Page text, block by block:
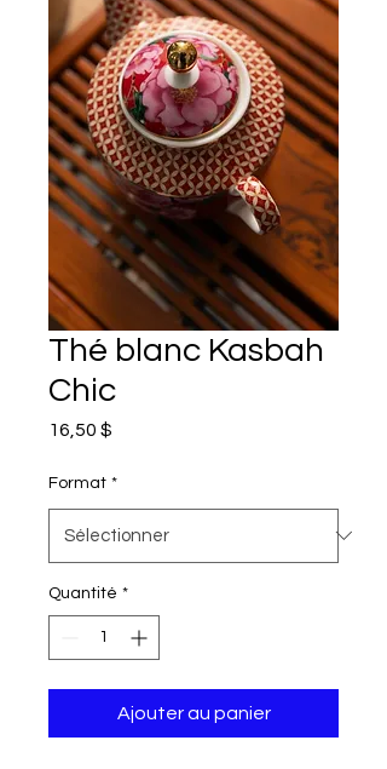
Thé blanc Kasbah
Chic
16,50 $
Format *
Quantité *
Ajouter au panier